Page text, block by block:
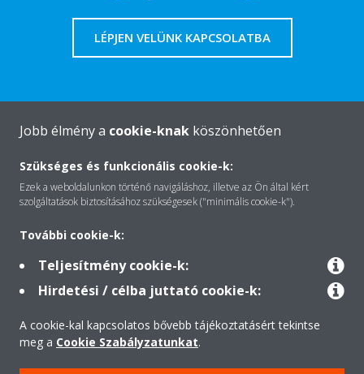
LÉPJEN VELÜNK KAPCSOLATBA
A Daikin-ról
Megoldások
Kapcsolat
Termékek
Jobb élmény a cookie-knak köszönhetően
Szükséges és funkcionális cookie-k:
Ezek a weboldalunkon történő navigáláshoz, illetve az Ön által kért
szolgáltatások biztosításához szükségesek ("minimális cookie-k").
További cookie-k:
Teljesítmény cookie-k:
Hirdetési / célba juttató cookie-k:
A cookie-kal kapcsolatos bővebb tájékoztatásért tekintse
meg a Cookie Szabályzatunkat.